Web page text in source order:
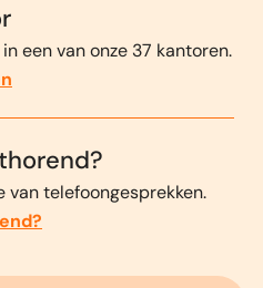
een van onze 37 kantoren.
telefoongesprekken.